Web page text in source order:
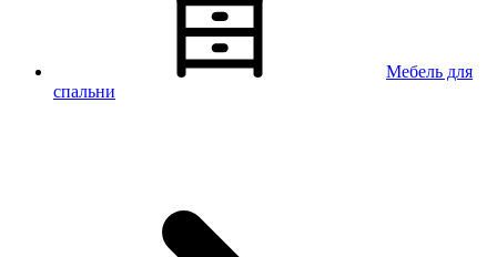
Мебель для
спальни